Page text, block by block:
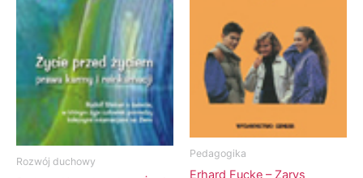
Rozwój duchowy
Pedagogika
Erhard Fucke – Zarys